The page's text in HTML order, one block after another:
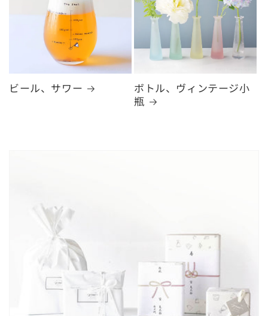
ビール、サワー
ボトル、ヴィンテージ小
瓶